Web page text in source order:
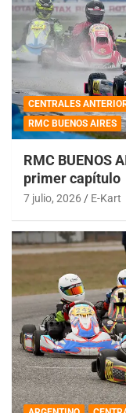
CENTRALES
RMC BUENOS AIRES
RMC BUENOS
primer capítulo
7 julio, 2026 E-Kart